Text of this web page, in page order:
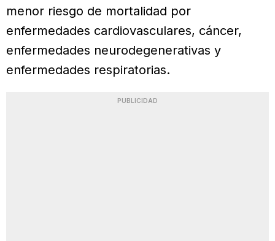
menor riesgo de mortalidad por
enfermedades car­diovasculares, cáncer,
enfermedades neurodegenerativas y
enfermedades respiratorias.
PUBLICIDAD